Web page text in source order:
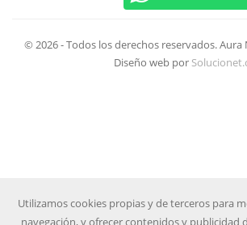
© 2026 - Todos los derechos reservados. Aura
Diseño web por
Utilizamos cookies propias y de terceros para
navegación, y ofrecer contenidos y publicidad